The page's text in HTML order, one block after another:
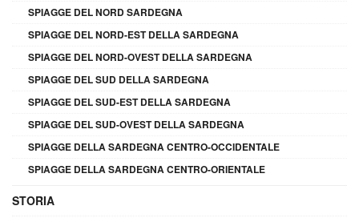
SPIAGGE DEL NORD SARDEGNA
SPIAGGE DEL NORD-EST DELLA SARDEGNA
SPIAGGE DEL NORD-OVEST DELLA SARDEGNA
SPIAGGE DEL SUD DELLA SARDEGNA
SPIAGGE DEL SUD-EST DELLA SARDEGNA
SPIAGGE DEL SUD-OVEST DELLA SARDEGNA
SPIAGGE DELLA SARDEGNA CENTRO-OCCIDENTALE
SPIAGGE DELLA SARDEGNA CENTRO-ORIENTALE
STORIA